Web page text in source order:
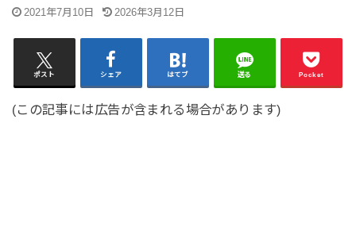
2021年7月10日 2026年3月12日
ポスト シェア はてブ 送る Pocket
(この記事には広告が含まれる場合があります)